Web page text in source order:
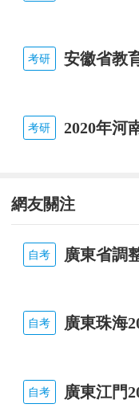
D.崗位分析法
參考答案：
10[多選題]崗
A.組織特性
C.工作強度
E.崗位產生
考研 安徽省教
考研 2020年河
網友關注
自考 廣東省調
自考 廣東珠海
自考 廣東江門